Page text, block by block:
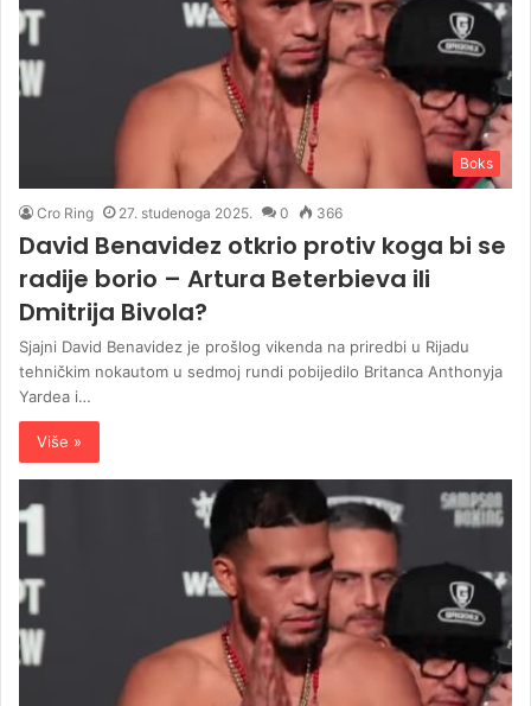
Boks
Cro Ring 27. studenoga 2025. 0 366
David Benavidez otkrio protiv koga bi se
radije borio – Artura Beterbieva ili
Dmitrija Bivola?
Sjajni David Benavidez je prošlog vikenda na priredbi u Rijadu
tehničkim nokautom u sedmoj rundi pobijedilo Britanca Anthonyja
Yardea i…
Više »